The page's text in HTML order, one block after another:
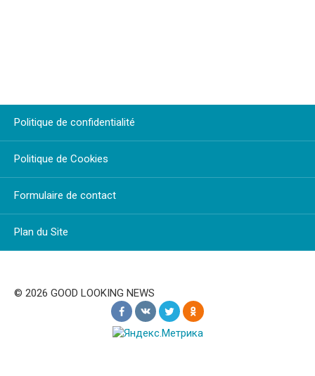
Politique de confidentialité
Politique de Cookies
Formulaire de contact
Plan du Site
© 2026 GOOD LOOKING NEWS